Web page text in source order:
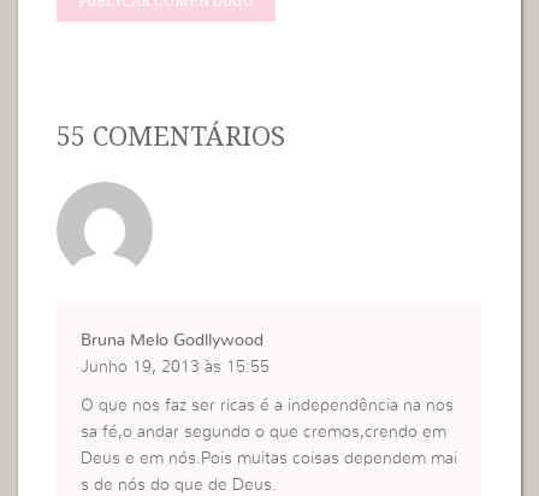
55 COMENTÁRIOS
Bruna Melo Godllywood
Junho 19, 2013 às 15:55
O que nos faz ser ricas é a independência na nos
sa fé,o andar segundo o que cremos,crendo em
Deus e em nós.Pois muitas coisas dependem mai
s de nós do que de Deus.